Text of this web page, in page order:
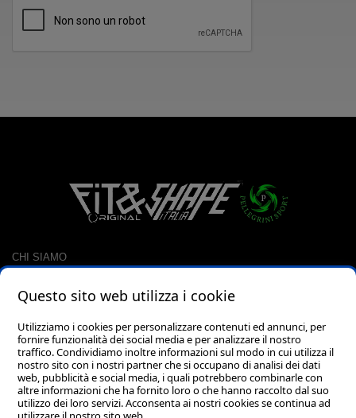
CHI SIAMO
RACCOLTA PUNTI
LOGIN
PASSWORD DIMENTICATA?
Questo sito web utilizza i cookie
Utilizziamo i cookies per personalizzare contenuti ed annunci, per
fornire funzionalità dei social media e per analizzare il nostro
traffico. Condividiamo inoltre informazioni sul modo in cui utilizza il
nostro sito con i nostri partner che si occupano di analisi dei dati
web, pubblicità e social media, i quali potrebbero combinarle con
altre informazioni che ha fornito loro o che hanno raccolto dal suo
utilizzo dei loro servizi. Acconsenta ai nostri cookies se continua ad